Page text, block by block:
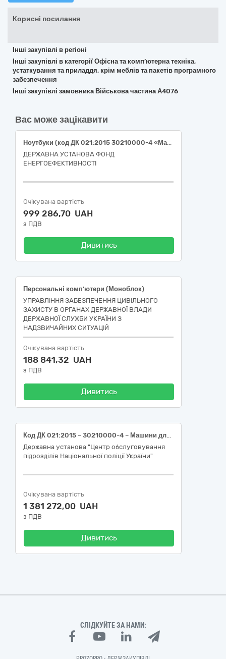
Корисні посилання
Інші закупівлі в регіоні
Інші закупівлі в категорії Офісна та комп’ютерна техніка,
устаткування та приладдя, крім меблів та пакетів програмного
забезпечення
Інші закупівлі замовника Військова частина А4076
Вас може зацікавити
Ноутбуки (код ДК 021:2015 30210000-4 «Машини для обробки даних (апаратна частина»)
ДЕРЖАВНА УСТАНОВА ФОНД
ЕНЕРГОЕФЕКТИВНОСТІ
Очікувана вартість
999 286,70 UAH
з ПДВ
Дивитись
Персональні комп’ютери (Моноблок)
УПРАВЛІННЯ ЗАБЕЗПЕЧЕННЯ ЦИВІЛЬНОГО
ЗАХИСТУ В ОРГАНАХ ДЕРЖАВНОЇ ВЛАДИ
ДЕРЖАВНОЇ СЛУЖБИ УКРАЇНИ З
НАДЗВИЧАЙНИХ СИТУАЦІЙ
Очікувана вартість
188 841,32 UAH
з ПДВ
Дивитись
Код ДК 021:2015 – 30210000-4 – Машини для обробки даних (апаратна частина) (Апаратно-програмний комплекс на базі ноутбука)
Державна установа "Центр обслуговування
підрозділів Національної поліції України"
Очікувана вартість
1 381 272,00 UAH
з ПДВ
Дивитись
СЛІДКУЙТЕ ЗА НАМИ: